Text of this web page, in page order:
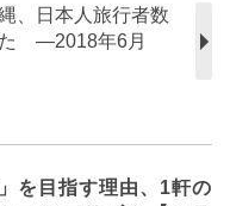
、日本人旅行者数
た ―2018年6月
を目指す理由、1軒の